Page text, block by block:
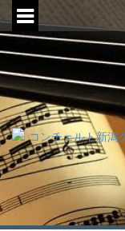
k
p
t
o
c
o
n
t
e
t